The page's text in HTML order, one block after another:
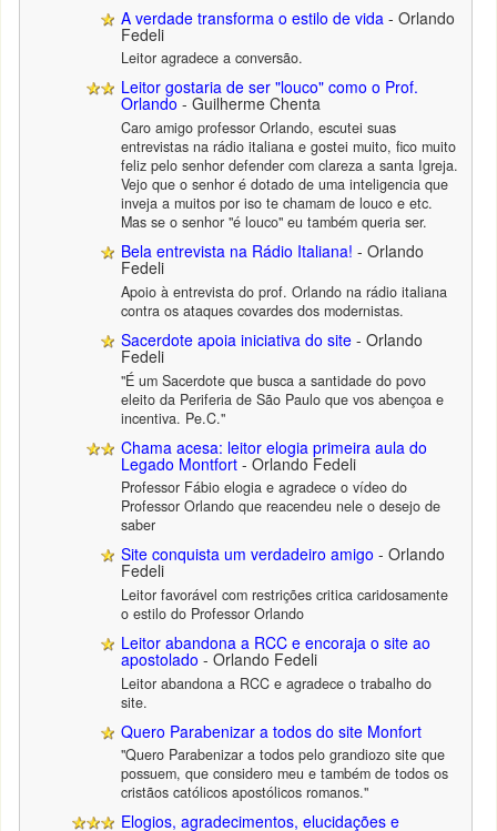
A verdade transforma o estilo de vida - Orlando
Fedeli
Leitor agradece a conversão.
Leitor gostaria de ser "louco" como o Prof.
Orlando - Guilherme Chenta
Caro amigo professor Orlando, escutei suas
entrevistas na rádio italiana e gostei muito, fico muito
feliz pelo senhor defender com clareza a santa Igreja.
Vejo que o senhor é dotado de uma inteligencia que
inveja a muitos por iso te chamam de louco e etc.
Mas se o senhor "é louco" eu também queria ser.
Bela entrevista na Rádio Italiana! - Orlando
Fedeli
Apoio à entrevista do prof. Orlando na rádio italiana
contra os ataques covardes dos modernistas.
Sacerdote apoia iniciativa do site - Orlando
Fedeli
"É um Sacerdote que busca a santidade do povo
eleito da Periferia de São Paulo que vos abençoa e
incentiva. Pe.C."
Chama acesa: leitor elogia primeira aula do
Legado Montfort - Orlando Fedeli
Professor Fábio elogia e agradece o vídeo do
Professor Orlando que reacendeu nele o desejo de
saber
Site conquista um verdadeiro amigo - Orlando
Fedeli
Leitor favorável com restrições critica caridosamente
o estilo do Professor Orlando
Leitor abandona a RCC e encoraja o site ao
apostolado - Orlando Fedeli
Leitor abandona a RCC e agradece o trabalho do
site.
Quero Parabenizar a todos do site Monfort
"Quero Parabenizar a todos pelo grandiozo site que
possuem, que considero meu e também de todos os
cristãos católicos apostólicos romanos."
Elogios, agradecimentos, elucidações e